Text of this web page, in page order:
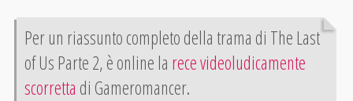
Per un riassunto completo della trama di The Last
of Us Parte 2, è online la rece videoludicamente
scorretta di Gameromancer.